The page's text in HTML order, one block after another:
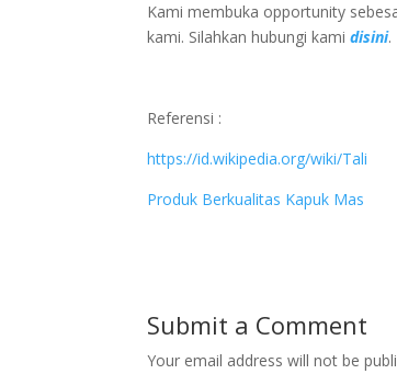
Kami membuka opportunity
kami. Silahkan hubungi kamidisini.
Referensi :
https://id.wikipedia.org/wiki/Tali
Produk Berkualitas Kapuk Mas
Submit a Comment
Your email address will not be